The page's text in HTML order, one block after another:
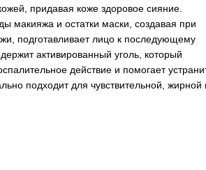
придавая коже здоровое сияние.
макияжа и остатки маски, создавая при
подготавливает лицо к последующему
активированный уголь, который
действие и помогает
подходит для чувствительной, жирной